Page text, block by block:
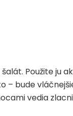
Použite ju
– bude
vedia